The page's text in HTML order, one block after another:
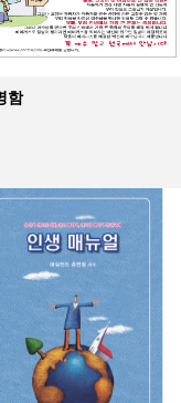
함